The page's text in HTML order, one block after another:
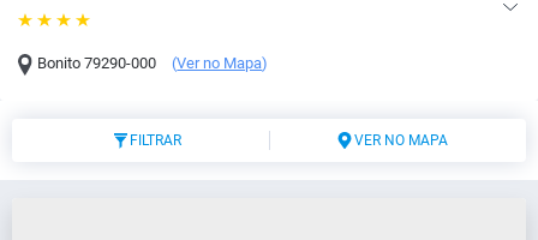
Bonito 79290-000 (Ver no Mapa)
FILTRAR VER NO MAPA